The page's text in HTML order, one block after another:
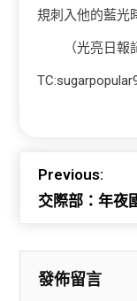
規刺入他的藍光
（光亮日報
Previous:
交際部：年夜
發佈留言